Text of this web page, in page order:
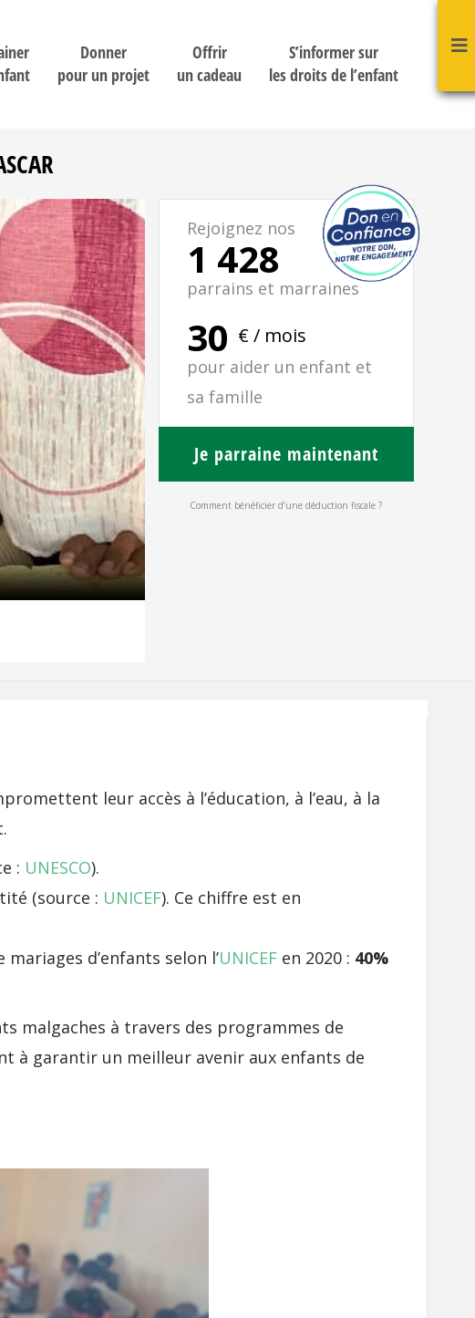
Donner
pour un projet
Offrir
un cadeau
S’informer sur
les droits de l’enfant
Rejoignez nos
1 428
parrains et marraines
30 € / mois
pour aider un enfant et
sa famille
Je parraine maintenant
Comment bénéficier d’une déduction fiscale ?
leur accès à l’éducation, à l’eau, à la
: UNESCO).
(source : UNICEF). Ce chiffre est en
d’enfants selon l’UNICEF en 2020 : 40%
malgaches à travers des programmes de
à garantir un meilleur avenir aux enfants de